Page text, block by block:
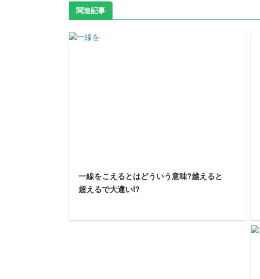
関連記事
一線をこえるとはどういう意味?越えると
超えるで大違い!?